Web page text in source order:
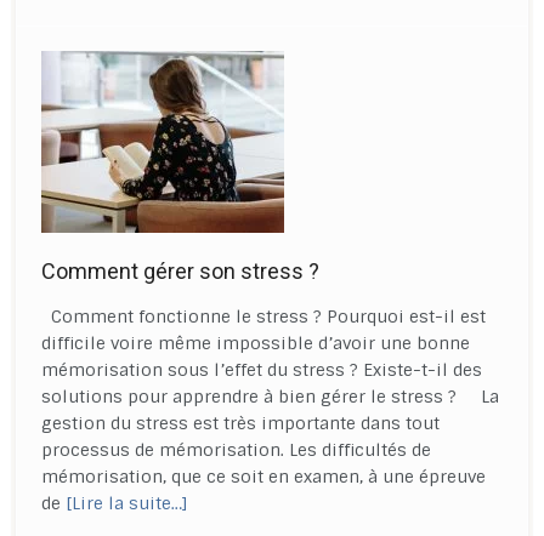
Comment gérer son stress ?
Comment fonctionne le stress ? Pourquoi est-il est
difficile voire même impossible d’avoir une bonne
mémorisation sous l’effet du stress ? Existe-t-il des
solutions pour apprendre à bien gérer le stress ? La
gestion du stress est très importante dans tout
processus de mémorisation. Les difficultés de
mémorisation, que ce soit en examen, à une épreuve
de [Lire la suite…]